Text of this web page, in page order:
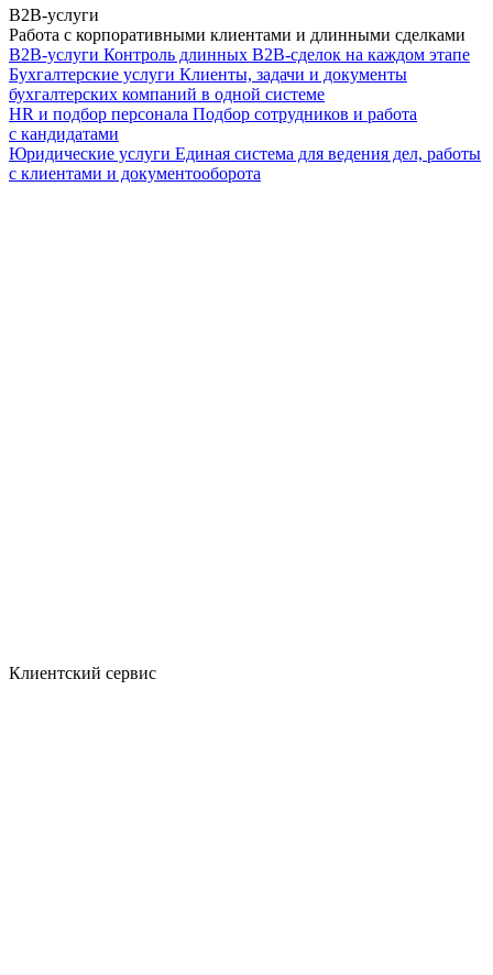
B2B-услуги
Работа с корпоративными клиентами и длинными сделками
B2B-услуги Контроль длинных B2B-сделок на каждом этапе
Бухгалтерские услуги Клиенты, задачи и документы
бухгалтерских компаний в одной системе
HR и подбор персонала Подбор сотрудников и работа
с кандидатами
Юридические услуги Единая система для ведения дел, работы
с клиентами и документооборота
Клиентский сервис